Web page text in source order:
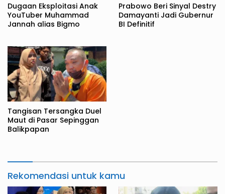
Dugaan Eksploitasi Anak
YouTuber Muhammad
Jannah alias Bigmo
Prabowo Beri Sinyal Destry
Damayanti Jadi Gubernur
BI Definitif
Tangisan Tersangka Duel
Maut di Pasar Sepinggan
Balikpapan
Rekomendasi untuk kamu